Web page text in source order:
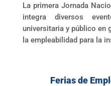
La primera Jornada
integra diversos
universitaria y público en
la empleabilidad para la
Ferias de